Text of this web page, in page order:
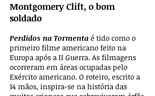
Montgomery Clift, o bom
soldado
Perdidos na Tormenta é tido como o
primeiro filme americano feito na
Europa após a II Guerra. As filmagens
ocorreram em áreas ocupadas pelo
Exército americano. O roteiro, escrito a
14 mãos, inspira-se na história das